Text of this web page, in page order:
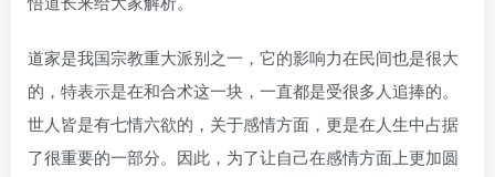
道家是我国宗教重大派别之一，它的影响力在民间也是很大
的，特表示是在和合术这一块，一直都是受很多人追捧的。
世人皆是有七情六欲的，关于感情方面，更是在人生中占据
了很重要的一部分。因此，为了让自己在感情方面上更加圆